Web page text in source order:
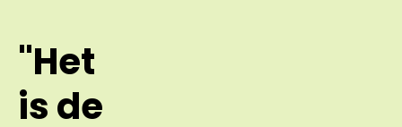
"Het
is de